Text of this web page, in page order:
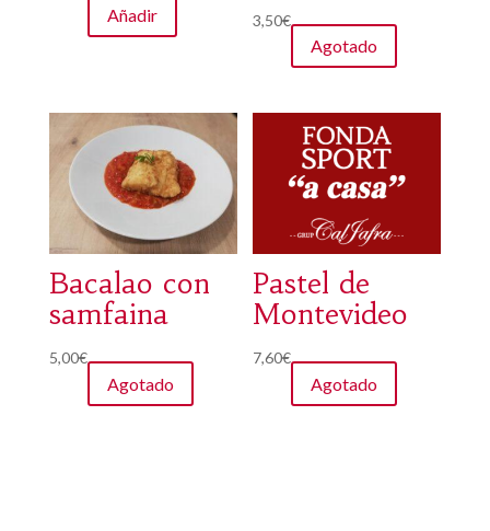
Añadir 3,50€
Agotado
Bacalao con
samfaina
5,00€
Agotado
Pastel de
Montevideo
7,60€
Agotado